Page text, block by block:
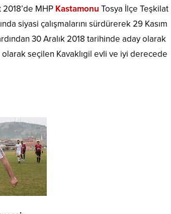
2018’de MHP Kastamonu Tosya İlçe Teşkilat
siyasi çalışmalarını sürdürerek 29 Kasım
30 Aralık 2018 tarihinde aday olarak
seçilen Kavaklıgil evli ve iyi derecede